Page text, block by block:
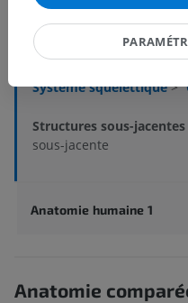
Anatomie humaine 2
Système squelettique>
Structures sous-jacentes
sous-jacente
Anatomie humaine 1
Anatomie